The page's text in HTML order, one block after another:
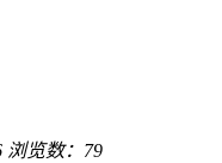
浏览数：79